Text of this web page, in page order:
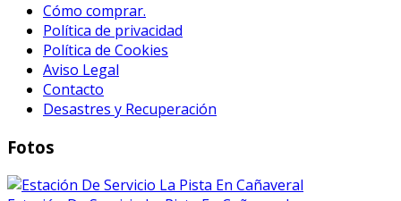
Cómo comprar.
Política de privacidad
Política de Cookies
Aviso Legal
Contacto
Desastres y Recuperación
Fotos